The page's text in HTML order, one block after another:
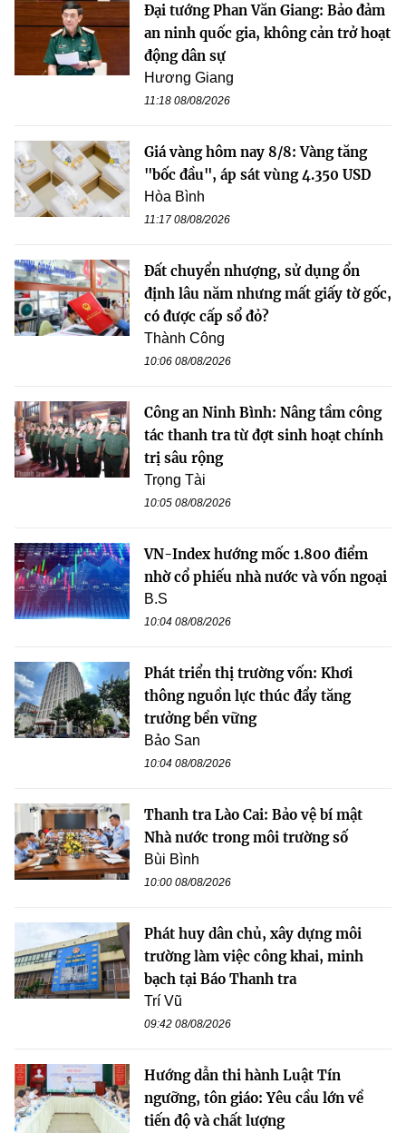
Đại tướng Phan Văn Giang: Bảo đảm
an ninh quốc gia, không cản trở hoạt
động dân sự
Hương Giang
11:18 08/08/2026
Giá vàng hôm nay 8/8: Vàng tăng
"bốc đầu", áp sát vùng 4.350 USD
Hòa Bình
11:17 08/08/2026
Đất chuyển nhượng, sử dụng ổn
định lâu năm nhưng mất giấy tờ gốc,
có được cấp sổ đỏ?
Thành Công
10:06 08/08/2026
Công an Ninh Bình: Nâng tầm công
tác thanh tra từ đợt sinh hoạt chính
trị sâu rộng
Trọng Tài
10:05 08/08/2026
VN-Index hướng mốc 1.800 điểm
nhờ cổ phiếu nhà nước và vốn ngoại
B.S
10:04 08/08/2026
Phát triển thị trường vốn: Khơi
thông nguồn lực thúc đẩy tăng
trưởng bền vững
Bảo San
10:04 08/08/2026
Thanh tra Lào Cai: Bảo vệ bí mật
Nhà nước trong môi trường số
Bùi Bình
10:00 08/08/2026
Phát huy dân chủ, xây dựng môi
trường làm việc công khai, minh
bạch tại Báo Thanh tra
Trí Vũ
09:42 08/08/2026
Hướng dẫn thi hành Luật Tín
ngưỡng, tôn giáo: Yêu cầu lớn về
tiến độ và chất lượng